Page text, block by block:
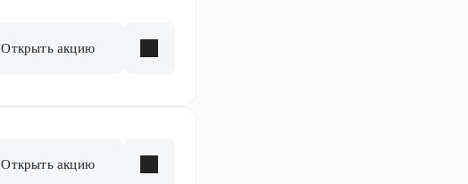
Открыть акцию
Открыть акцию